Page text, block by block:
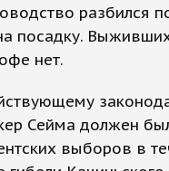
разбился
посадку.
нет.
Сейма должен
выборов в